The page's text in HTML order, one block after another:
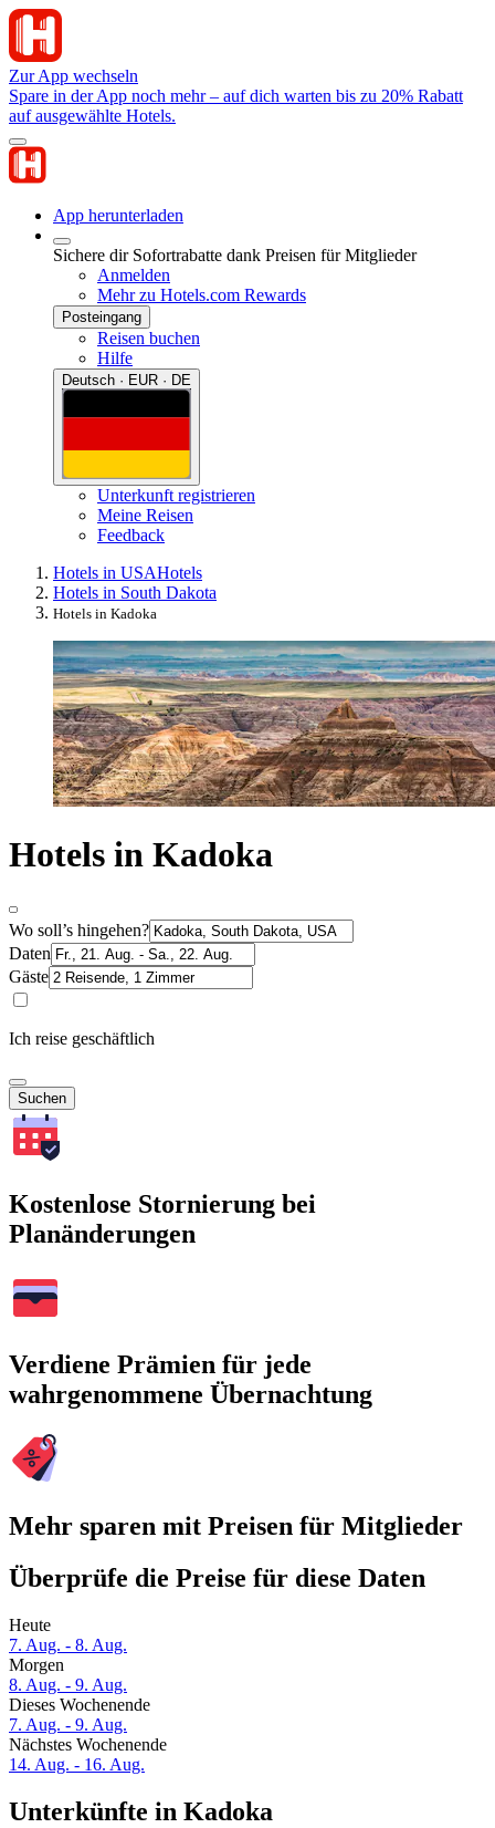
Zur App wechseln
Spare in der App noch mehr – auf dich warten bis zu 20% Rabatt
auf ausgewählte Hotels.
App herunterladen
Sichere dir Sofortrabatte dank Preisen für Mitglieder
Anmelden
Mehr zu Hotels.com Rewards
Posteingang
Reisen buchen
Hilfe
Deutsch · EUR · DE
Unterkunft registrieren
Meine Reisen
Feedback
Hotels in USAHotels
Hotels in South Dakota
Hotels in Kadoka
Hotels in Kadoka
Wo soll’s hingehen?
Daten
Gäste
Ich reise geschäftlich
Suchen
Kostenlose Stornierung bei
Planänderungen
Verdiene Prämien für jede
wahrgenommene Übernachtung
Mehr sparen mit Preisen für Mitglieder
Überprüfe die Preise für diese Daten
Heute
7. Aug. - 8. Aug.
Morgen
8. Aug. - 9. Aug.
Dieses Wochenende
7. Aug. - 9. Aug.
Nächstes Wochenende
14. Aug. - 16. Aug.
Unterkünfte in Kadoka